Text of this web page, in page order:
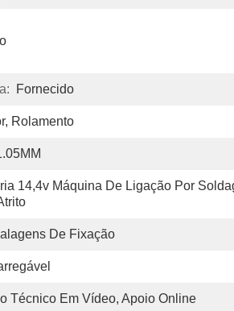
Fornecido
Rolamento
14,4v Máquina De Ligação Por
De Fixação
Técnico Em Vídeo, Apoio Online